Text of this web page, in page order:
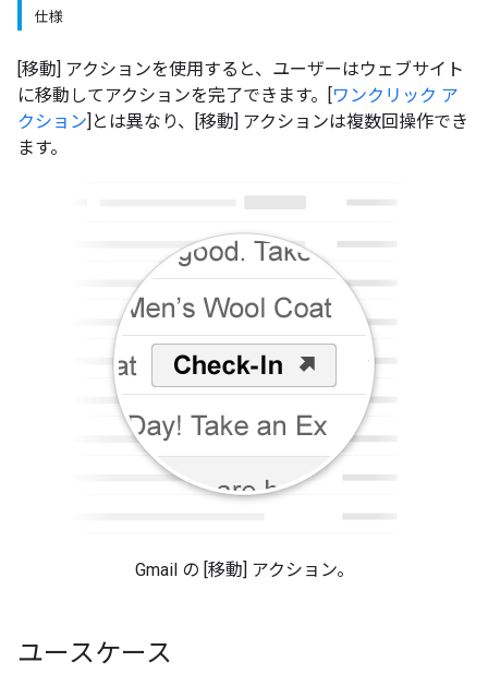
仕様
[移動] アクションを使用すると、ユーザーはウェブサイト
に移動してアクションを完了できます。[ワンクリック ア
クション]とは異なり、[移動] アクションは複数回操作でき
ます。
Gmail の [移動] アクション。
ユースケース